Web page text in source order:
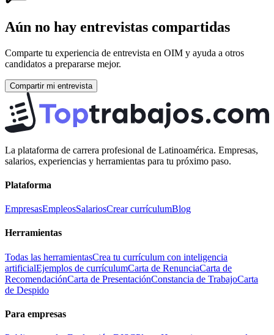
Aún no hay entrevistas compartidas
Comparte tu experiencia de entrevista en OIM y ayuda a otros
candidatos a prepararse mejor.
Compartir mi entrevista
La plataforma de carrera profesional de Latinoamérica. Empresas,
salarios, experiencias y herramientas para tu próximo paso.
Plataforma
EmpresasEmpleosSalariosCrear currículumBlog
Herramientas
Todas las herramientasCrea tu currículum con inteligencia
artificialEjemplos de currículumCarta de RenunciaCarta de
RecomendaciónCarta de PresentaciónConstancia de TrabajoCarta
de Despido
Para empresas